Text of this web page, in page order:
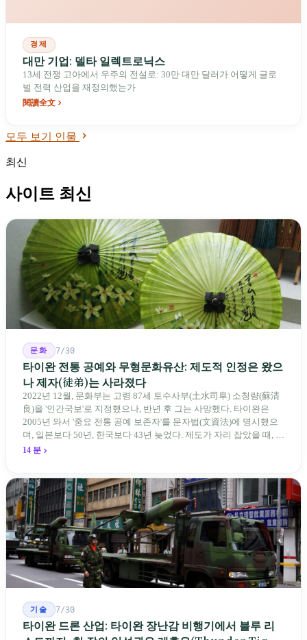
경제
대만 기업: 델타 일렉트로닉스
13세 전쟁 고아에서 우주의 전설로: 30만 대만 달러가 어떻게 글로
벌 전력 산업을 재정의했는가
閱讀全文
모두 보기 인물
최신
사이트 최신
문화 7/30
타이완 전통 공예와 무형문화유산: 제도적 인정은 왔으
나 제자(徒弟)는 사라졌다
2022년 12월, 문화부는 고령 87세 토수사부(土水司阜) 소청량(蘇清
良)을 '인간국보'로 지정했으나, 반년 후 그는 사망했다. 타이완은
2005년 와서 '중요 전통 공예 보존자'를 문자법(文資法)에 명시했으
며, 일본보다 50년, 한국보다 43년 늦었다. 제도가 자리 잡았을 때, 제
자 제도는 이미 1970-80년대 산업화 과정에서 붕괴되었다. 600여 명
14 분
기술 7/30
타이완 드론 산업: 타이완 장난감 비행기에서 블루 리